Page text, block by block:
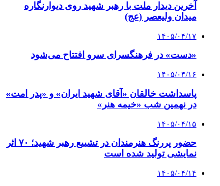
آخرین دیدار ملت با رهبر شهید روی دیوارنگاره
میدان ولیعصر (عج)
۱۴۰۵/۰۴/۱۷
«دست» در فرهنگسرای سرو افتتاح می‌شود
۱۴۰۵/۰۴/۱۶
پاسداشت خالقان «آقای شهید ایران» و «پدر امت»
در نهمین شب «خیمه هنر»
۱۴۰۵/۰۴/۱۵
حضور پررنگ هنرمندان در تشییع رهبر شهید؛ ۷۰ اثر
نمایشی تولید شده است
۱۴۰۵/۰۴/۱۴